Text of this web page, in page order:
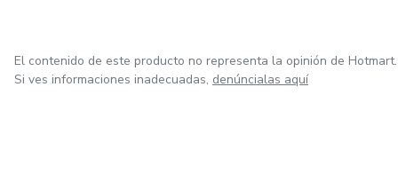
El contenido de este producto no representa la opinión de Hotmart.
Si ves informaciones inadecuadas, denúncialas aquí